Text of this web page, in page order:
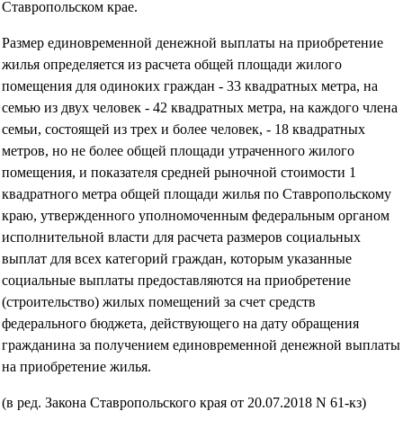
Ставропольском крае.
Размер единовременной денежной выплаты на приобретение
жилья определяется из расчета общей площади жилого
помещения для одиноких граждан - 33 квадратных метра, на
семью из двух человек - 42 квадратных метра, на каждого члена
семьи, состоящей из трех и более человек, - 18 квадратных
метров, но не более общей площади утраченного жилого
помещения, и показателя средней рыночной стоимости 1
квадратного метра общей площади жилья по Ставропольскому
краю, утвержденного уполномоченным федеральным органом
исполнительной власти для расчета размеров социальных
выплат для всех категорий граждан, которым указанные
социальные выплаты предоставляются на приобретение
(строительство) жилых помещений за счет средств
федерального бюджета, действующего на дату обращения
гражданина за получением единовременной денежной выплаты
на приобретение жилья.
(в ред. Закона Ставропольского края от 20.07.2018 N 61-кз)